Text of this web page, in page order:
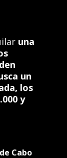
una
un
los
y
Cabo